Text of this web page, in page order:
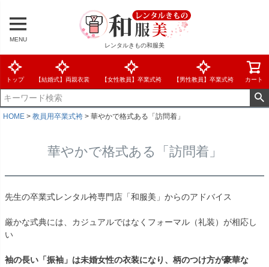
MENU
レンタルきもの和服美
トップ 【結婚式】両親衣裳 【女性教員】卒業式袴 【男性教員】卒業式袴 カート
HOME 教員用卒業式袴 華やかで格式ある「訪問着」
華やかで格式ある「訪問着」
先生の卒業式レンタル袴専門店「和服美」からのアドバイス
厳かな式典には、カジュアルではなくフォーマル（礼装）が相応し
い
袖の長い「振袖」は未婚女性の衣装になり、柄のつけ方が豪華な